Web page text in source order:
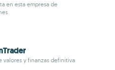
en esta empresa de
valores y finanzas definitiva